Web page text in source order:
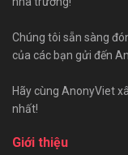
Chúng tôi sẵn sàng
của các bạn gửi đến
Hãy cùng AnonyViet
nhất!
Giới thiệu